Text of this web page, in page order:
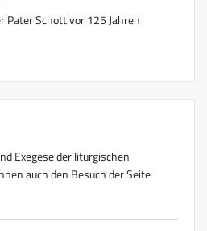
Pater Schott vor 125 Jahren
Exegese der liturgischen
auch den Besuch der Seite